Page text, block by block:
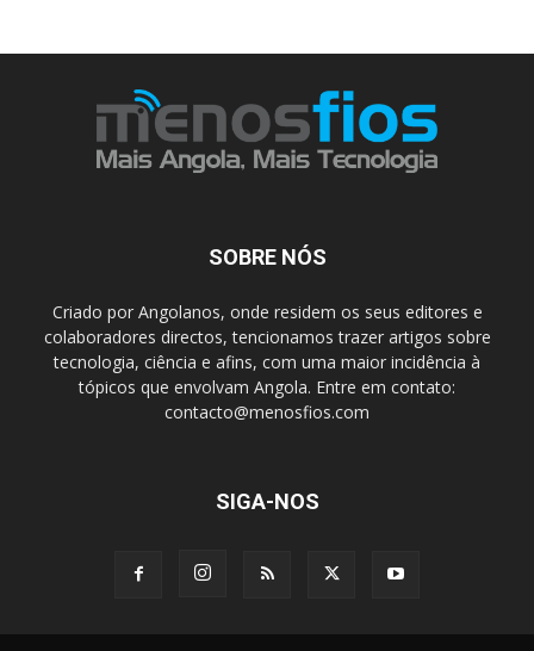
SOBRE NÓS
Criado por Angolanos, onde residem os seus editores e
colaboradores directos, tencionamos trazer artigos sobre
tecnologia, ciência e afins, com uma maior incidência à
tópicos que envolvam Angola. Entre em contato:
contacto@menosfios.com
SIGA-NOS